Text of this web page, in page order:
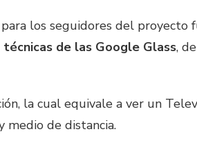
los seguidores del proyecto
técnicas de las Google Glass,
la cual equivale a ver un
medio de distancia.